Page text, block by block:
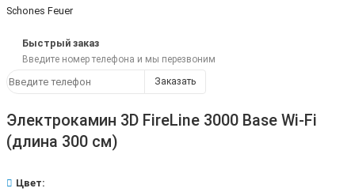
Schones Feuer
Быстрый заказ
Введите номер телефона и мы перезвоним
Заказать
Электрокамин 3D FireLine 3000 Base Wi-Fi
(длина 300 см)
Цвет: